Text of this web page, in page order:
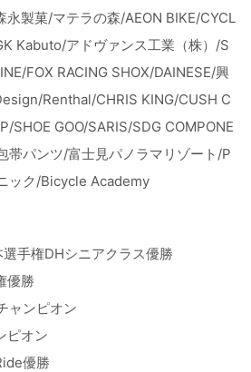
永製菓/マテラの森/AEON BIKE/CYCL
Kabuto/アドヴァンス工業（株）/S
FOX RACING SHOX/DAINESE/興
Renthal/CHRIS KING/CUSH C
SHOE GOO/SARIS/SDG COMPONE
帯パンツ/富士見パノラマリゾート/P
ック/Bicycle Academy
手権DHシニアクラス優勝
優勝
ャンピオン
ピオン
優勝